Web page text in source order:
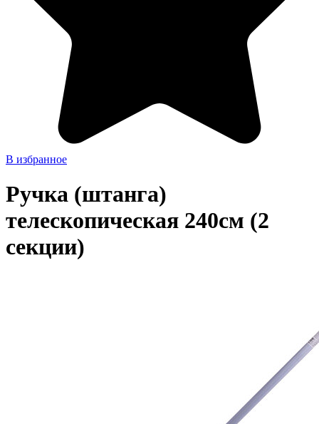
В избранное
Ручка (штанга)
телескопическая 240см (2
секции)